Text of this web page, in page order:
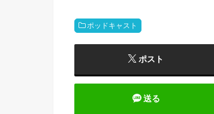
ポッドキャスト
ポスト
送る